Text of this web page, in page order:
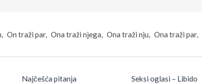
On traži par Ona traži njega Ona traži nju Ona traži par
Najčešća pitanja Seksi oglasi – Libido